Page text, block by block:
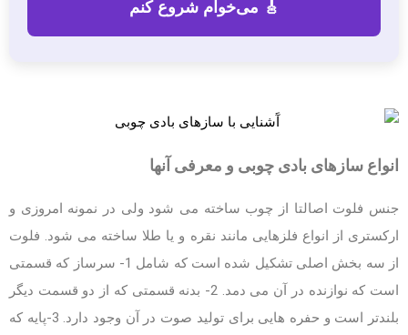
انواع سازهای بادی چوبی و معرفی آنها
جنس فلوت اصالتا از چوب ساخته می شود ولی در نمونه امروزی و
ارکستری از انواع فلزهایی مانند نقره و یا طلا ساخته می شود. فلوت
از سه بخش اصلی تشکیل شده است که شامل 1- سرساز که قسمتی
است که نوازنده در آن می دمد. 2- بدنه قسمتی که از دو قسمت دیگر
بلندتر است و حفره هایی برای تولید صوت در آن وجود دارد. 3-پایه که